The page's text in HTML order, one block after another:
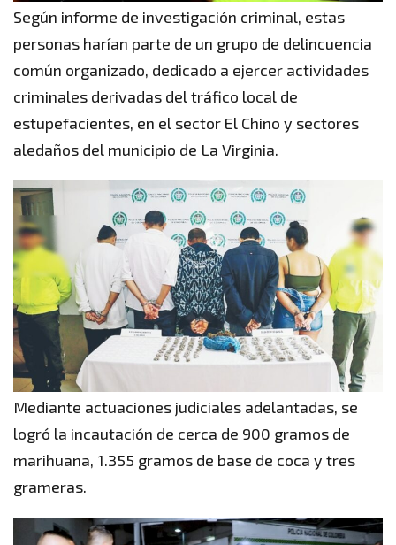
Según informe de investigación criminal, estas
personas harían parte de un grupo de delincuencia
común organizado, dedicado a ejercer actividades
criminales derivadas del tráfico local de
estupefacientes, en el sector El Chino y sectores
aledaños del municipio de La Virginia.
Mediante actuaciones judiciales adelantadas, se
logró la incautación de cerca de 900 gramos de
marihuana, 1.355 gramos de base de coca y tres
grameras.